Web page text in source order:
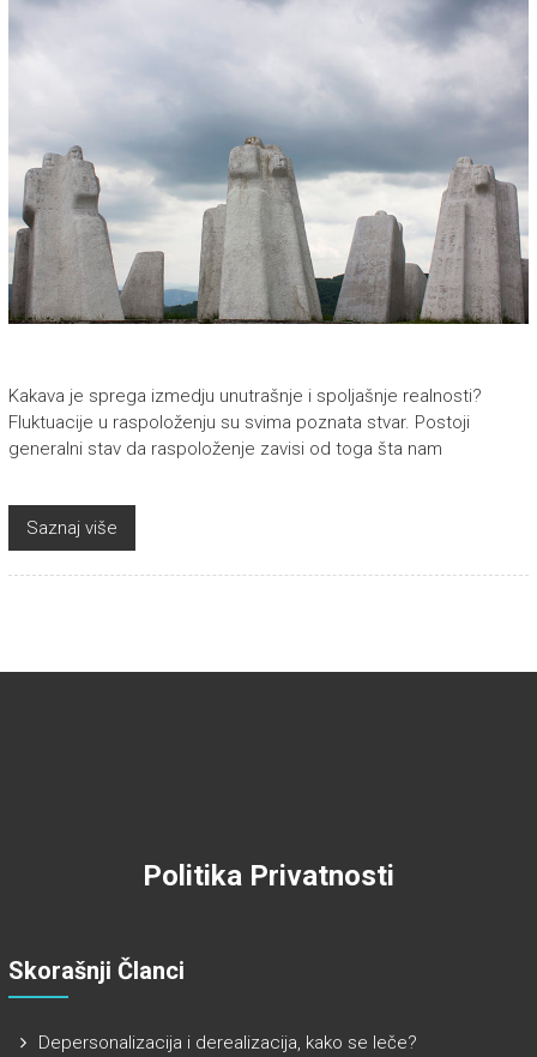
Kakava je sprega izmedju unutrašnje i spoljašnje realnosti?
Fluktuacije u raspoloženju su svima poznata stvar. Postoji
generalni stav da raspoloženje zavisi od toga šta nam
Saznaj više
Politika Privatnosti
Skorašnji Članci
Depersonalizacija i derealizacija, kako se leče?